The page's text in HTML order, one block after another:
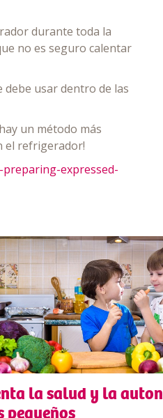
durante toda la
no es seguro calentar
usar dentro de las
un método más
el refrigerador!
expressed-
la salud y la
pequeños